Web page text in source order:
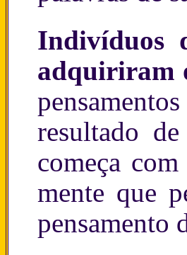
Indivíduos
adquiriram
resultado
começa
mente que
pensamento